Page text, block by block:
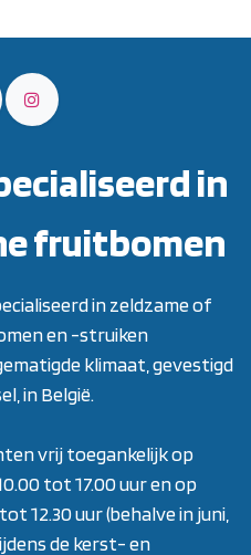
in
fruitbomen
in zeldzame of
en -struiken
klimaat, gevestigd
in België.
vrij toegankelijk op
tot 17.00 uur en op
12.30 uur (behalve in juni,
de kerst- en